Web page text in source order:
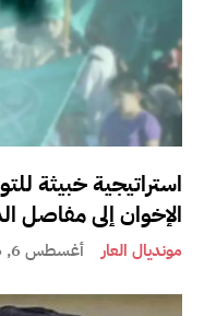
استراتيجية خبيثة
الإخوان إلى مفاصل
مونديال العار أغسطس 6, 2026